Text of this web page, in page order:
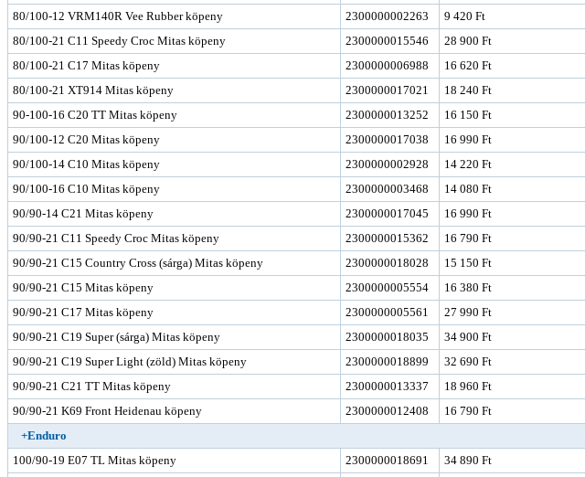
80/100-12 VRM140R Vee Rubber köpeny
2300000002263
9 420 Ft
80/100-21 C11 Speedy Croc Mitas köpeny
2300000015546
28 900 Ft
80/100-21 C17 Mitas köpeny
2300000006988
16 620 Ft
80/100-21 XT914 Mitas köpeny
2300000017021
18 240 Ft
90-100-16 C20 TT Mitas köpeny
2300000013252
16 150 Ft
90/100-12 C20 Mitas köpeny
2300000017038
16 990 Ft
90/100-14 C10 Mitas köpeny
2300000002928
14 220 Ft
90/100-16 C10 Mitas köpeny
2300000003468
14 080 Ft
90/90-14 C21 Mitas köpeny
2300000017045
16 990 Ft
90/90-21 C11 Speedy Croc Mitas köpeny
2300000015362
16 790 Ft
90/90-21 C15 Country Cross (sárga) Mitas köpeny
2300000018028
15 150 Ft
90/90-21 C15 Mitas köpeny
2300000005554
16 380 Ft
90/90-21 C17 Mitas köpeny
2300000005561
27 990 Ft
90/90-21 C19 Super (sárga) Mitas köpeny
2300000018035
34 900 Ft
90/90-21 C19 Super Light (zöld) Mitas köpeny
2300000018899
32 690 Ft
90/90-21 C21 TT Mitas köpeny
2300000013337
18 960 Ft
90/90-21 K69 Front Heidenau köpeny
2300000012408
16 790 Ft
+Enduro
100/90-19 E07 TL Mitas köpeny
2300000018691
34 890 Ft